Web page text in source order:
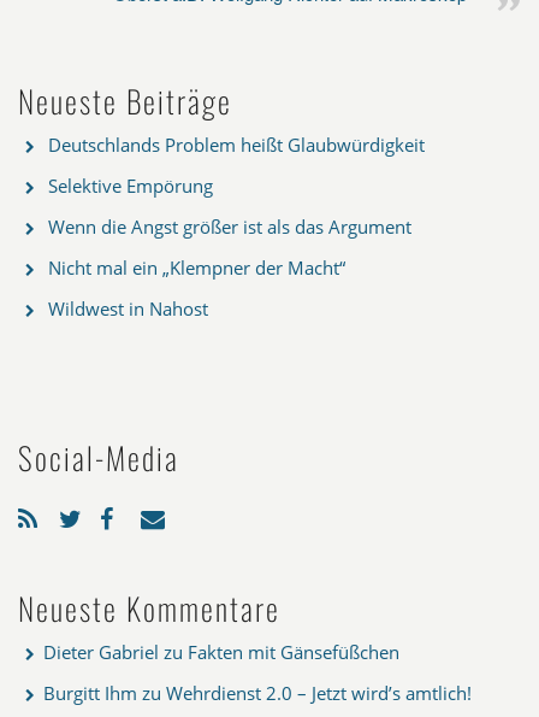
Neueste Beiträge
Deutschlands Problem heißt Glaubwürdigkeit
Selektive Empörung
Wenn die Angst größer ist als das Argument
Nicht mal ein „Klempner der Macht“
Wildwest in Nahost
Social-Media
Neueste Kommentare
Dieter Gabriel zu Fakten mit Gänsefüßchen
Burgitt Ihm zu Wehrdienst 2.0 – Jetzt wird’s amtlich!